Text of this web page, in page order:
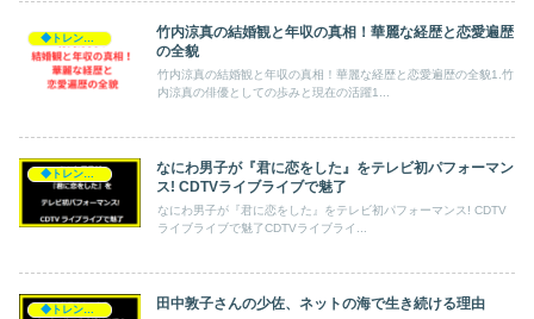
◆トレンド◆
竹内涼真の結婚観と年収の真相！華麗な経歴と恋愛遍歴
の全貌
竹内涼真の結婚観と年収の真相！華麗な経歴と恋愛遍歴の全貌1.竹
内涼真の俳優としての歩みと現在の活躍1...
◆トレンド◆
なにわ男子が『君に恋をした』をテレビ初パフォーマン
ス! CDTVライブライブで魅了
なにわ男子が『君に恋をした』をテレビ初パフォーマンス! CDTV
ライブライブで魅了CDTVライブライ...
◆トレンド◆ 田中敦子さんの少佐、ネットの海で生き続ける理由